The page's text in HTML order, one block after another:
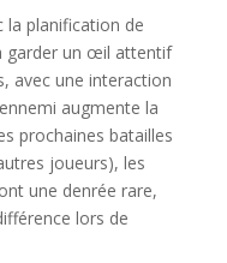
planification de
garder un œil attentif
avec une interaction
augmente la
prochaines batailles
joueurs), les
une denrée rare,
lors de